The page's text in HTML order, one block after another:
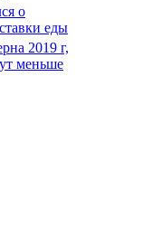
о
еды
2019 г,
меньше